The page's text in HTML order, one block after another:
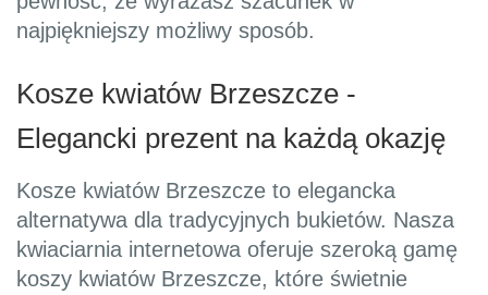
najpiękniejszy możliwy sposób.
Kosze kwiatów Brzeszcze -
Elegancki prezent na każdą okazję
Kosze kwiatów Brzeszcze to elegancka
alternatywa dla tradycyjnych bukietów. Nasza
kwiaciarnia internetowa oferuje szeroką gamę
koszy kwiatów Brzeszcze, które świetnie